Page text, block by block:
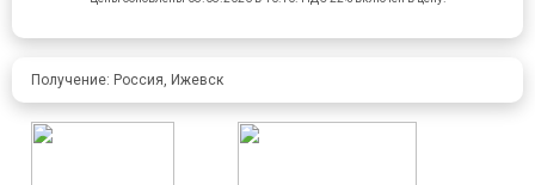
Получение: Россия, Ижевск